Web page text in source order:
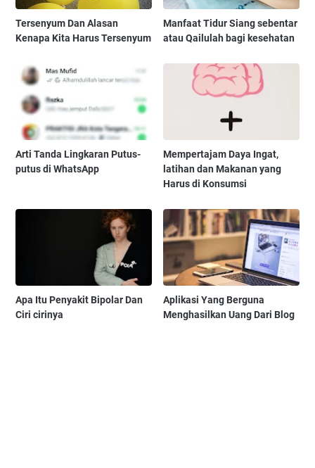
Tersenyum Dan Alasan
Kenapa Kita Harus Tersenyum
Manfaat Tidur Siang sebentar
atau Qailulah bagi kesehatan
Arti Tanda Lingkaran Putus-
putus di WhatsApp
Mempertajam Daya Ingat,
latihan dan Makanan yang
Harus di Konsumsi
Apa Itu Penyakit Bipolar Dan
Ciri cirinya
Aplikasi Yang Berguna
Menghasilkan Uang Dari Blog